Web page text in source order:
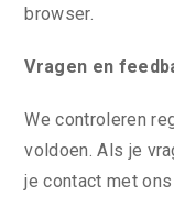
browser.
Vragen en
We controleren
voldoen. Als je
je contact met